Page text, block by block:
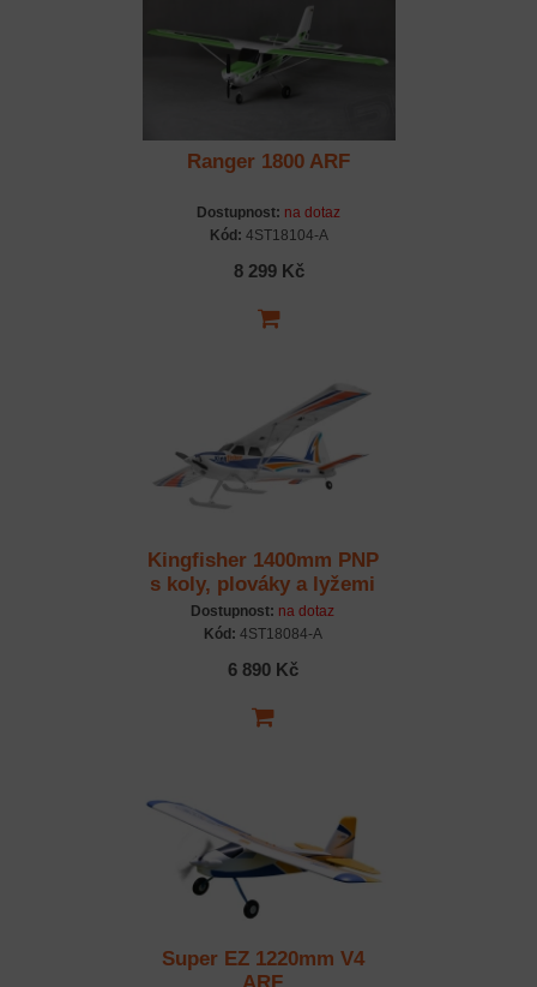
Ranger 1800 ARF
Dostupnost: na dotaz
Kód: 4ST18104-A
8 299 Kč
Kingfisher 1400mm PNP
s koly, plováky a lyžemi
Dostupnost: na dotaz
Kód: 4ST18084-A
6 890 Kč
Super EZ 1220mm V4